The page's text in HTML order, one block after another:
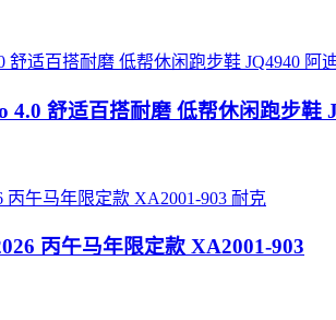
阿
4.0 舒适百搭耐磨 低帮休闲跑步鞋
耐克
丙午马年限定款 XA2001-903